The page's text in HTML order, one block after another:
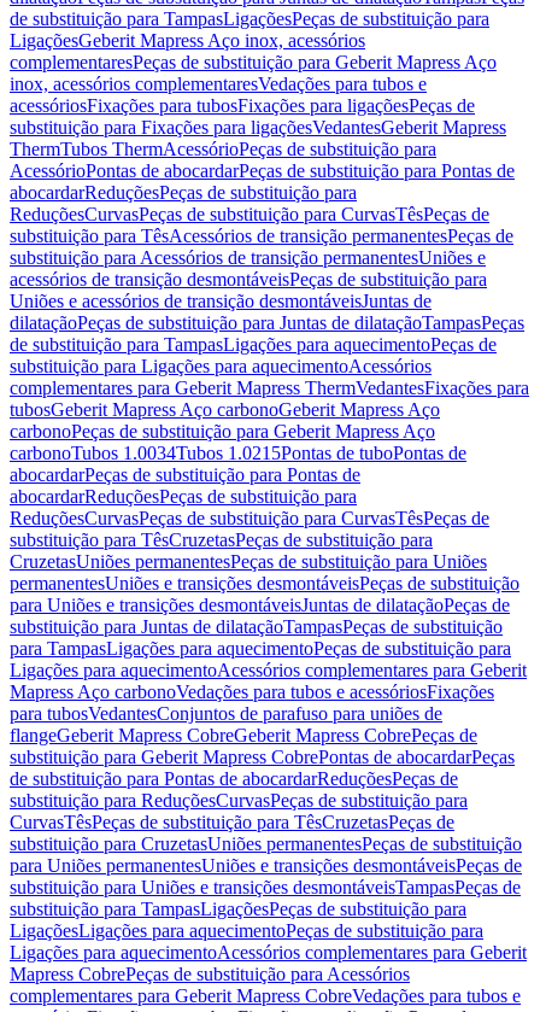
de substituição para TampasLigaçõesPeças de substituição para
LigaçõesGeberit Mapress Aço inox, acessórios
complementaresPeças de substituição para Geberit Mapress Aço
inox, acessórios complementaresVedações para tubos e
acessóriosFixações para tubosFixações para ligaçõesPeças de
substituição para Fixações para ligaçõesVedantesGeberit Mapress
ThermTubos ThermAcessórioPeças de substituição para
AcessórioPontas de abocardarPeças de substituição para Pontas de
abocardarReduçõesPeças de substituição para
ReduçõesCurvasPeças de substituição para CurvasTêsPeças de
substituição para TêsAcessórios de transição permanentesPeças de
substituição para Acessórios de transição permanentesUniões e
acessórios de transição desmontáveisPeças de substituição para
Uniões e acessórios de transição desmontáveisJuntas de
dilataçãoPeças de substituição para Juntas de dilataçãoTampasPeças
de substituição para TampasLigações para aquecimentoPeças de
substituição para Ligações para aquecimentoAcessórios
complementares para Geberit Mapress ThermVedantesFixações para
tubosGeberit Mapress Aço carbonoGeberit Mapress Aço
carbonoPeças de substituição para Geberit Mapress Aço
carbonoTubos 1.0034Tubos 1.0215Pontas de tuboPontas de
abocardarPeças de substituição para Pontas de
abocardarReduçõesPeças de substituição para
ReduçõesCurvasPeças de substituição para CurvasTêsPeças de
substituição para TêsCruzetasPeças de substituição para
CruzetasUniões permanentesPeças de substituição para Uniões
permanentesUniões e transições desmontáveisPeças de substituição
para Uniões e transições desmontáveisJuntas de dilataçãoPeças de
substituição para Juntas de dilataçãoTampasPeças de substituição
para TampasLigações para aquecimentoPeças de substituição para
Ligações para aquecimentoAcessórios complementares para Geberit
Mapress Aço carbonoVedações para tubos e acessóriosFixações
para tubosVedantesConjuntos de parafuso para uniões de
flangeGeberit Mapress CobreGeberit Mapress CobrePeças de
substituição para Geberit Mapress CobrePontas de abocardarPeças
de substituição para Pontas de abocardarReduçõesPeças de
substituição para ReduçõesCurvasPeças de substituição para
CurvasTêsPeças de substituição para TêsCruzetasPeças de
substituição para CruzetasUniões permanentesPeças de substituição
para Uniões permanentesUniões e transições desmontáveisPeças de
substituição para Uniões e transições desmontáveisTampasPeças de
substituição para TampasLigaçõesPeças de substituição para
LigaçõesLigações para aquecimentoPeças de substituição para
Ligações para aquecimentoAcessórios complementares para Geberit
Mapress CobrePeças de substituição para Acessórios
complementares para Geberit Mapress CobreVedações para tubos e